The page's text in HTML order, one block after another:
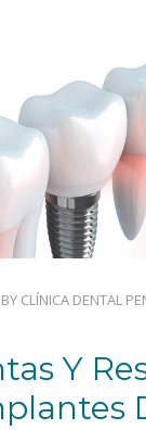
BY CLÍNICA DENTAL
Y